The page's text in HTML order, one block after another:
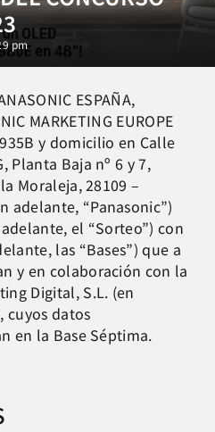
pm
ESPAÑA,
MARKETING EUROPE
y domicilio en Calle
Planta Baja nº 6 y 7,
Moraleja, 28109 –
adelante, “Panasonic”)
el “Sorteo”) con
las “Bases”) que a
y en colaboración con la
Digital, S.L. (en
cuyos datos
en la Base Séptima.